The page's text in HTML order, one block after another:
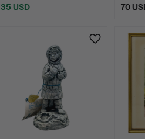
35 USD 70